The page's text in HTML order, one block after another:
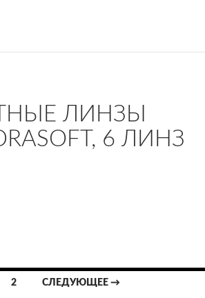
ЛИНЗЫ
6 ЛИНЗ
линзы Max HydraSoft, 6 линз
2 СЛЕДУЮЩЕЕ →